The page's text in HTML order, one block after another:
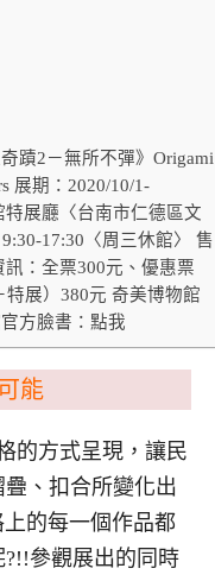
蹟2－無所不彈》Origami
展期：2020/10/1-
展廳〈台南市仁德區文
17:30〈周三休館〉 售
：全票300元、優惠票
展）380元 奇美博物館
方臉書：點我
能
的方式呈現，讓民
、扣合所變化出
的每一個作品都
參觀展出的同時